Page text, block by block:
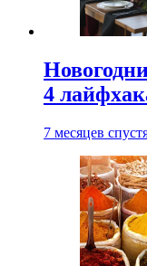
4
7 месяцев